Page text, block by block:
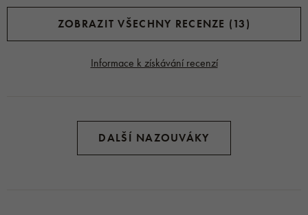
ZOBRAZIT VŠECHNY RECENZE (13)
Informace k získávání recenzí
DALŠÍ NAZOUVÁKY